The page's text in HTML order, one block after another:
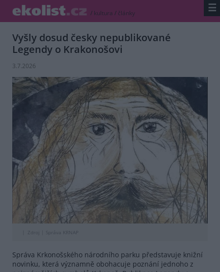
/ kultura / články ☰
Vyšly dosud česky nepublikované
Legendy o Krakonošovi
3.7.2026
Zdroj | Správa KRNAP
Správa Krkonošského národního parku představuje knižní
novinku, která významně obohacuje poznání jednoho z